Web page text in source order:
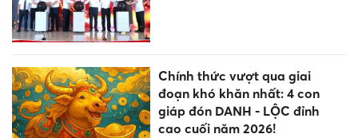
Chính thức vượt qua giai
đoạn khó khăn nhất: 4 con
giáp đón DANH - LỘC đỉnh
cao cuối năm 2026!